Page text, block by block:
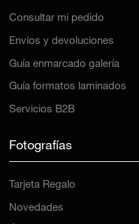
Consultar mi pedido
Envíos y devoluciones
Guía enmarcado galería
Guía formatos laminados
Servicios B2B
Fotografías
Tarjeta Regalo
Novedades